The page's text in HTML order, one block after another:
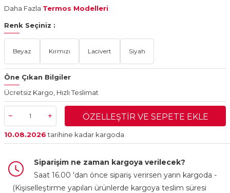
Daha Fazla Termos Modelleri
Renk Seçiniz :
Beyaz Kırmızı Lacivert Siyah
Öne Çıkan Bilgiler
Ücretsiz Kargo, Hızlı Teslimat
ÖZELLEŞTIR VE SEPETE EKLE
10.08.2026tarihine kadar kargoda
Siparişim ne zaman kargoya verilecek?
Saat 16.00 'dan önce sipariş verirsen yarın kargoda -
(Kişiselleştirme yapılan ürünlerde kargoya teslim süresi